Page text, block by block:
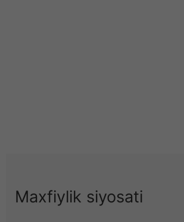
Maxfiylik siyosati